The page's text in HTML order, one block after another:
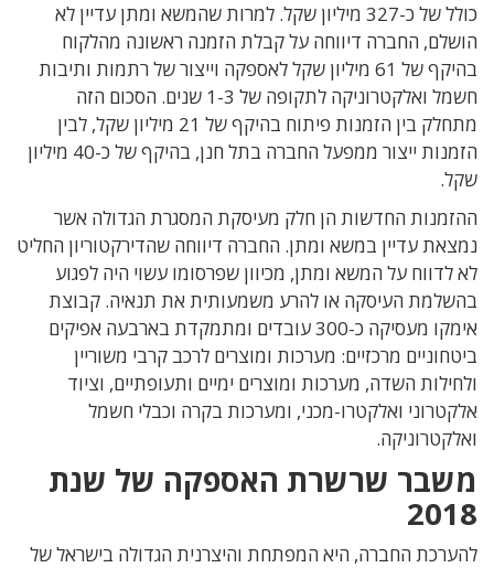
כולל של כ-327 מיליון שקל. למרות שהמשא ומתן עדיין לא
הושלם, החברה דיווחה על קבלת הזמנה ראשונה מהלקוח
בהיקף של 61 מיליון שקל לאספקה וייצור של רתמות ותיבות
חשמל ואלקטרוניקה לתקופה של 1-3 שנים. הסכום הזה
מתחלק בין הזמנות פיתוח בהיקף של 21 מיליון שקל, לבין
הזמנות ייצור ממפעל החברה בתל חנן, בהיקף של כ-40 מיליון
שקל.
ההזמנות החדשות הן חלק מעיסקת המסגרת הגדולה אשר
נמצאת עדיין במשא ומתן. החברה דיווחה שהדירקטוריון החליט
לא לדווח על המשא ומתן, מכיוון שפרסומו עשוי היה לפגוע
בהשלמת העיסקה או להרע משמעותית את תנאיה. קבוצת
אימקו מעסיקה כ-300 עובדים ומתמקדת בארבעה אפיקים
ביטחוניים מרכזיים: מערכות ומוצרים לרכב קרבי משוריין
ולחילות השדה, מערכות ומוצרים ימיים ותעופתיים, וציוד
אלקטרוני ואלקטרו-מכני, ומערכות בקרה וכבלי חשמל
ואלקטרוניקה.
משבר שרשרת האספקה של שנת
2018
להערכת החברה, היא המפתחת והיצרנית הגדולה בישראל של